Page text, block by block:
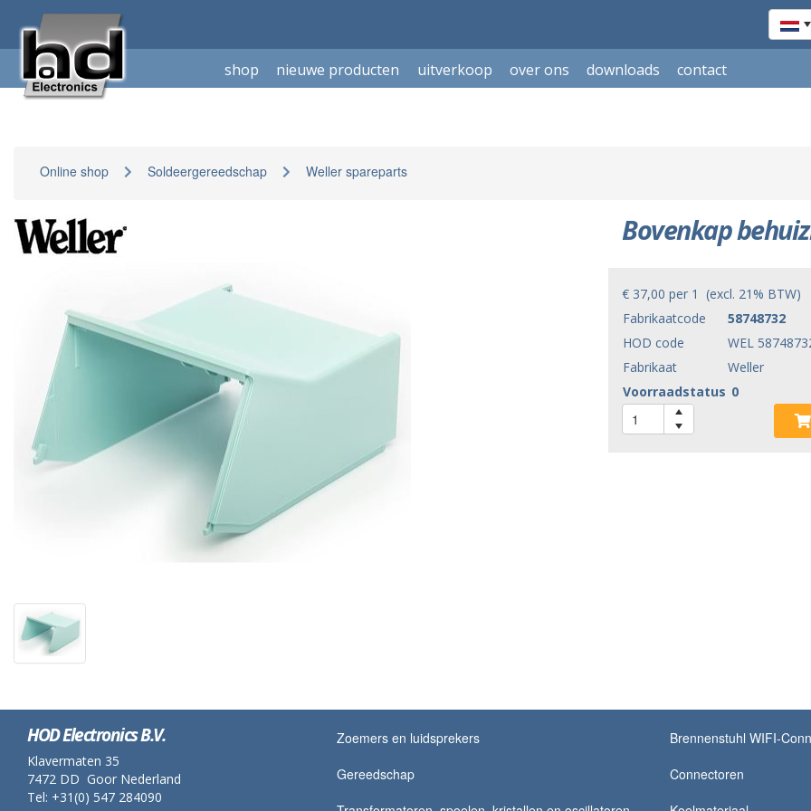
shop nieuwe producten uitverkoop over ons downloads contact
Online shop Soldeergereedschap Weller spareparts
Bovenkap
€ 37,00 per 1 (excl. 21% BTW)
Fabrikaatcode
58748732
HOD code
WEL
Fabrikaat
Weller
Voorraadstatus 0
HOD Electronics B.V.
Klavermaten 35
7472 DD Goor Nederland
Tel: +31(0) 547 284090
Zoemers en luidsprekers
Gereedschap
Brennenstuhl WIFI-
Connectoren